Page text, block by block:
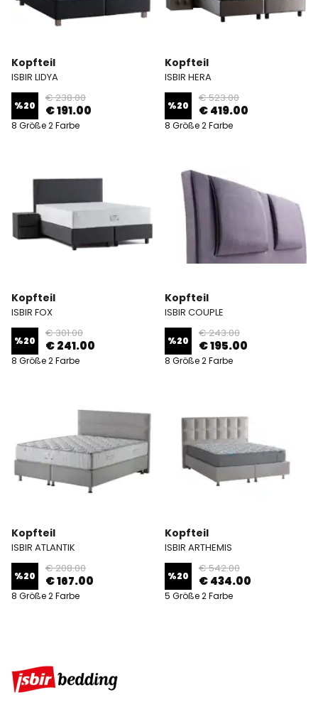
Kopfteil
ISBIR LIDYA
%20
€ 238.00
€ 191.00
8 Größe 2 Farbe
Kopfteil
ISBIR HERA
%20
€ 523.00
€ 419.00
8 Größe 2 Farbe
Kopfteil
ISBIR FOX
%20
€ 301.00
€ 241.00
8 Größe 2 Farbe
Kopfteil
ISBIR COUPLE
%20
€ 243.00
€ 195.00
8 Größe 2 Farbe
Kopfteil
ISBIR ATLANTIK
%20
€ 208.00
€ 167.00
8 Größe 2 Farbe
Kopfteil
ISBIR ARTHEMIS
%20
€ 542.00
€ 434.00
5 Größe 2 Farbe